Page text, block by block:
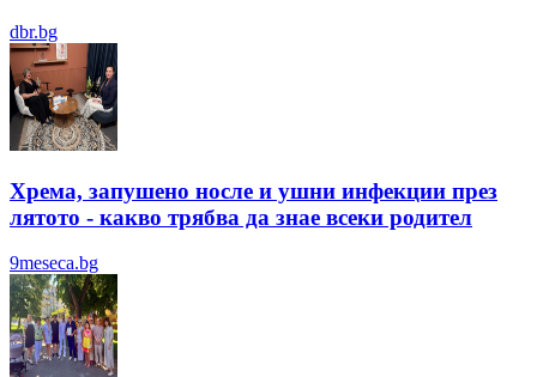
dbr.bg
Хрема, запушено носле и ушни инфекции през
лятотo - какво трябва да знае всеки родител
9meseca.bg